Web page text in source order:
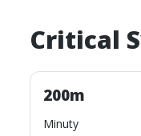
Critical
200m
Minuty